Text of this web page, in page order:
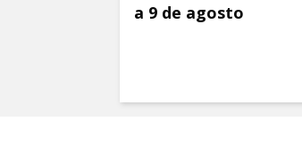
a 9 de agosto